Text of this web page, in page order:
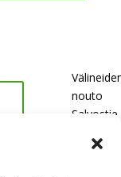
nouto
Salvostie